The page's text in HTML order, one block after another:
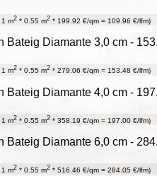
m2 * 0.55 m2 * 199.92 €/qm = 109.96 €/lfm)
Bateig Diamante 3,0 cm -
m2 * 0.55 m2 * 279.06 €/qm = 153.48 €/lfm)
Bateig Diamante 4,0 cm -
m2 * 0.55 m2 * 358.19 €/qm = 197.00 €/lfm)
Bateig Diamante 6,0 cm -
m2 * 0.55 m2 * 516.46 €/qm = 284.05 €/lfm)